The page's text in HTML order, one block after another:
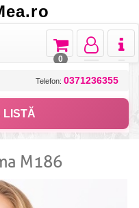
Toggle
Toggle
navigation
Toggle
navigation
0
Telefon: 0371236355
LISTĂ
M186